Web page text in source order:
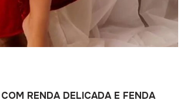
RENDA DELICADA E FENDA